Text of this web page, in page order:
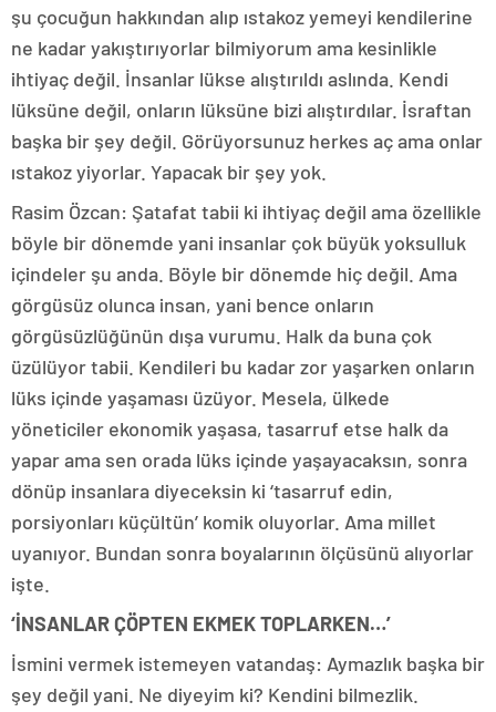
şu çocuğun hakkından alıp ıstakoz yemeyi kendilerine
ne kadar yakıştırıyorlar bilmiyorum ama kesinlikle
ihtiyaç değil. İnsanlar lükse alıştırıldı aslında. Kendi
lüksüne değil, onların lüksüne bizi alıştırdılar. İsraftan
başka bir şey değil. Görüyorsunuz herkes aç ama onlar
ıstakoz yiyorlar. Yapacak bir şey yok.
Rasim Özcan: Şatafat tabii ki ihtiyaç değil ama özellikle
böyle bir dönemde yani insanlar çok büyük yoksulluk
içindeler şu anda. Böyle bir dönemde hiç değil. Ama
görgüsüz olunca insan, yani bence onların
görgüsüzlüğünün dışa vurumu. Halk da buna çok
üzülüyor tabii. Kendileri bu kadar zor yaşarken onların
lüks içinde yaşaması üzüyor. Mesela, ülkede
yöneticiler ekonomik yaşasa, tasarruf etse halk da
yapar ama sen orada lüks içinde yaşayacaksın, sonra
dönüp insanlara diyeceksin ki ‘tasarruf edin,
porsiyonları küçültün’ komik oluyorlar. Ama millet
uyanıyor. Bundan sonra boyalarının ölçüsünü alıyorlar
işte.
‘İNSANLAR ÇÖPTEN EKMEK TOPLARKEN…’
İsmini vermek istemeyen vatandaş: Aymazlık başka bir
şey değil yani. Ne diyeyim ki? Kendini bilmezlik.